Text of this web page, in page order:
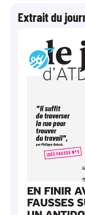
Extrait du